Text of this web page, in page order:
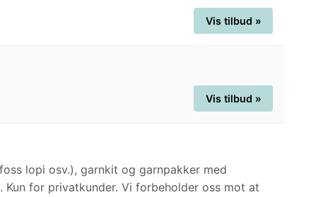
Vis tilbud »
Vis tilbud »
lopi osv.), garnkit og garnpakker med
for privatkunder. Vi forbeholder oss mot at